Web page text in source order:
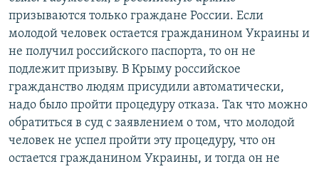
призываются только граждане России. Если
молодой человек остается гражданином Украины и
не получил российского паспорта, то он не
подлежит призыву. В Крыму российское
гражданство людям присудили автоматически,
надо было пройти процедуру отказа. Так что можно
обратиться в суд с заявлением о том, что молодой
человек не успел пройти эту процедуру, что он
остается гражданином Украины, и тогда он не